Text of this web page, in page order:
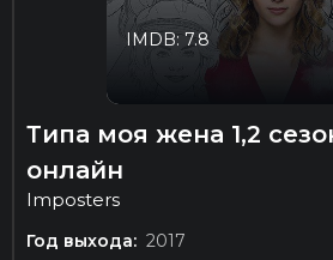
IMDB: 7.8
Типа моя жена 1,2
онлайн
Imposters
Год выхода: 2017